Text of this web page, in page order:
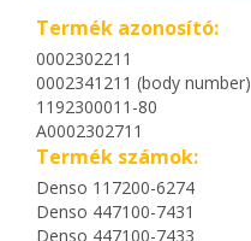
Termék azonosító:
0002302211
0002341211 (body number)
1192300011-80
A0002302711
Termék számok:
Denso 117200-6274
Denso 447100-7431
Denso 447100-7433